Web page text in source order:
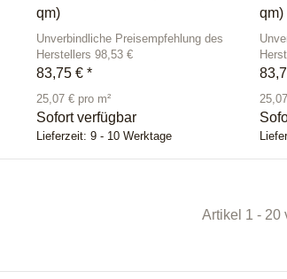
qm)
Unverbindliche Preisempfehlung des
Herstellers 98,53 €
83,75 € *
25,07 € pro m²
Sofort verfügbar
Lieferzeit: 9 - 10 Werktage
qm)
Artikel 1 - 20